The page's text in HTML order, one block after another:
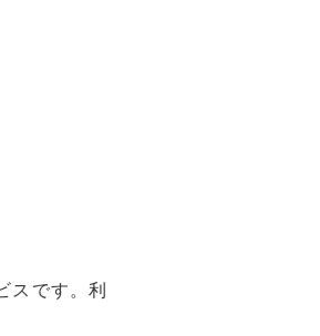
スです。利